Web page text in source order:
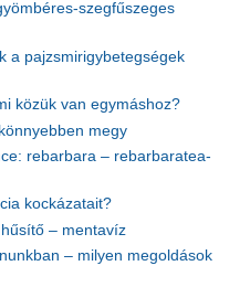
szegfűszeges
a pajzsmirigybetegségek
közük van egymáshoz?
megy
rebarbara – rebarbaratea-
kockázatait?
– mentavíz
– milyen megoldások